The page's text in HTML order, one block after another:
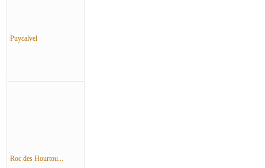
Puycalvel
Roc des Hourtou...